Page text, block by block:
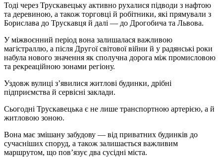
Тоді через Трускавецьку активно рухалися підводи з нафтою
та деревиною, а також торговці й робітники, які прямували з
Борислава до Трускавця й далі — до Дрогобича та Львова.
У міжвоєнний період вона залишалася важливою
магістраллю, а після Другої світової війни й у радянські роки
набула нового значення як сполучна дорога між промисловою
та рекреаційною зонами регіону.
Уздовж вулиці з’явилися житлові будинки, дрібні
підприємства й сервісні заклади.
Сьогодні Трускавецька є не лише транспортною артерією, а й
житловою зоною.
Вона має змішану забудову — від приватних будинків до
сучасніших споруд, а також залишається важливим
маршрутом, що пов’язує два сусідні міста.